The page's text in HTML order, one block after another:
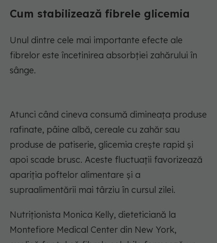
Cum stabilizează fibrele glicemia
Unul dintre cele mai importante efecte ale
fibrelor este încetinirea absorbției zahărului în
sânge.
Atunci când cineva consumă dimineața produse
rafinate, pâine albă, cereale cu zahăr sau
produse de patiserie, glicemia crește rapid și
apoi scade brusc. Aceste fluctuații favorizează
apariția poftelor alimentare și a
supraalimentării mai târziu în cursul zilei.
Nutriționista Monica Kelly, dieteticiană la
Montefiore Medical Center din New York,